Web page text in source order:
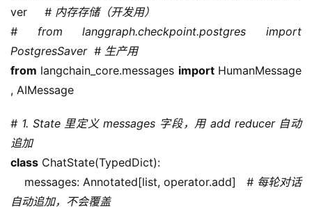
ver # 内存存储（开发用）
# from langgraph.checkpoint.postgres import
PostgresSaver  # 生产用
from langchain_core.messages import HumanMessage
, AIMessage
# 1. State 里定义 messages 字段，用 add reducer 自动
追加
class ChatState(TypedDict):
messages: Annotated[list, operator.add] # 每轮对话
自动追加，不会覆盖